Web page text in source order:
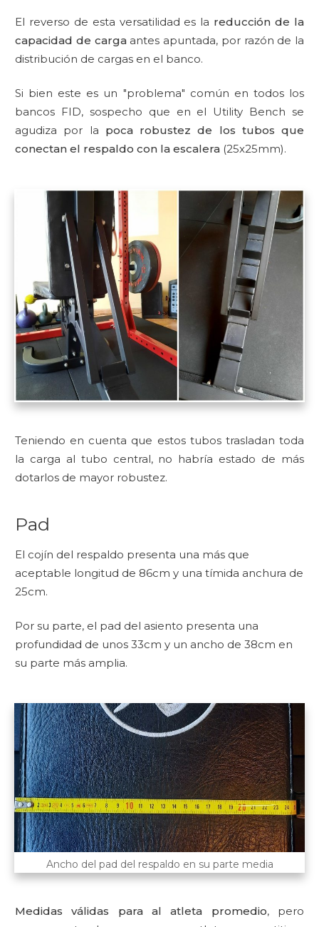
El reverso de esta versatilidad es la reducción de la
capacidad de cargaantes apuntada, por razón de la
distribución de cargas en el banco.
Si bien este es un "problema" común en todos los
bancos FID, sospecho que en el Utility Bench se
agudiza por la poca robustez de los tubos que
conectan el respaldo con la escalera (25x25mm).
Teniendo en cuenta que estos tubos trasladan toda
la carga al tubo central, no habría estado de más
dotarlos de mayor robustez.
Pad
El cojín del respaldo presenta una más que
aceptable longitud de 86cm y una tímida anchura de
25cm.
Por su parte, el pad del asiento presenta una
profundidad de unos 33cm y un ancho de 38cm en
su parte más amplia.
Ancho del pad del respaldo en su parte media
Medidas válidas para al atleta promedio, pero